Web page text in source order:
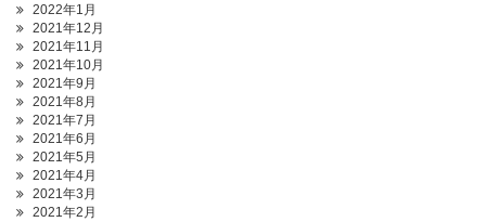
2022年1月
2021年12月
2021年11月
2021年10月
2021年9月
2021年8月
2021年7月
2021年6月
2021年5月
2021年4月
2021年3月
2021年2月